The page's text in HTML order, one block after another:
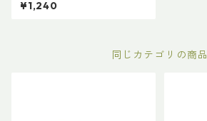
¥1,240
同じカテゴリの商品